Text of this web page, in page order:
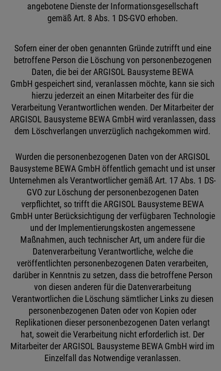
angebotene Dienste der Informationsgesellschaft
gemäß Art. 8 Abs. 1 DS-GVO erhoben.
Sofern einer der oben genannten Gründe zutrifft und eine
betroffene Person die Löschung von personenbezogenen
Daten, die bei der ARGISOL Bausysteme BEWA
GmbH gespeichert sind, veranlassen möchte, kann sie sich
hierzu jederzeit an einen Mitarbeiter des für die
Verarbeitung Verantwortlichen wenden. Der Mitarbeiter der
ARGISOL Bausysteme BEWA GmbH wird veranlassen, dass
dem Löschverlangen unverzüglich nachgekommen wird.
Wurden die personenbezogenen Daten von der ARGISOL
Bausysteme BEWA GmbH öffentlich gemacht und ist unser
Unternehmen als Verantwortlicher gemäß Art. 17 Abs. 1 DS-
GVO zur Löschung der personenbezogenen Daten
verpflichtet, so trifft die ARGISOL Bausysteme BEWA
GmbH unter Berücksichtigung der verfügbaren Technologie
und der Implementierungskosten angemessene
Maßnahmen, auch technischer Art, um andere für die
Datenverarbeitung Verantwortliche, welche die
veröffentlichten personenbezogenen Daten verarbeiten,
darüber in Kenntnis zu setzen, dass die betroffene Person
von diesen anderen für die Datenverarbeitung
Verantwortlichen die Löschung sämtlicher Links zu diesen
personenbezogenen Daten oder von Kopien oder
Replikationen dieser personenbezogenen Daten verlangt
hat, soweit die Verarbeitung nicht erforderlich ist. Der
Mitarbeiter der ARGISOL Bausysteme BEWA GmbH wird im
Einzelfall das Notwendige veranlassen.